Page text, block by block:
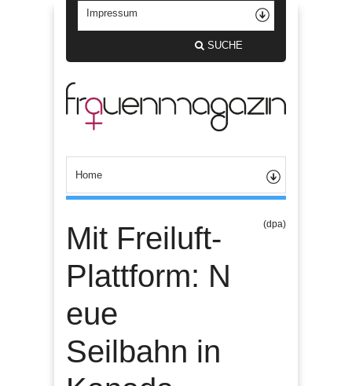
SUCHE
Mit Freiluft-
Plattform: N
eue
Seilbahn in
(dpa)